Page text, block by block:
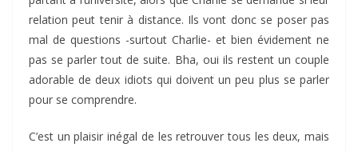
relation peut tenir à distance. Ils vont donc se poser pas
mal de questions -surtout Charlie- et bien évidement ne
pas se parler tout de suite. Bha, oui ils restent un couple
adorable de deux idiots qui doivent un peu plus se parler
pour se comprendre.
C’est un plaisir inégal de les retrouver tous les deux, mais